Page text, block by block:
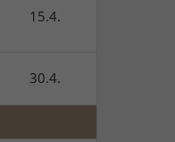
15.4.
30.4.